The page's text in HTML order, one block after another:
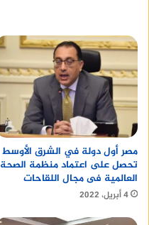
مصر أول دولة في الشرق الأوسط
تحصل على اعتماد منظمة الصحة
العالمية فى مجال اللقاحات
4 أبريل، 2022